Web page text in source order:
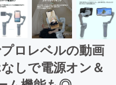
ロレベルの動画
しで電源オン＆